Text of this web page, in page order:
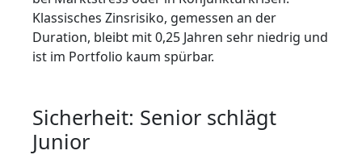
Klassisches Zinsrisiko, gemessen an der
Duration, bleibt mit 0,25 Jahren sehr niedrig und
ist im Portfolio kaum spürbar.
Sicherheit: Senior schlägt
Junior